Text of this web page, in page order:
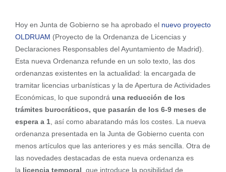
Hoy en Junta de Gobierno se ha aprobado el nuevo proyecto
OLDRUAM (Proyecto de la Ordenanza de Licencias y
Declaraciones Responsables del Ayuntamiento de Madrid).
Esta nueva Ordenanza refunde en un solo texto, las dos
ordenanzas existentes en la actualidad: la encargada de
tramitar licencias urbanísticas y la de Apertura de Actividades
Económicas, lo que supondrá una reducción de los
trámites burocráticos, que pasarán de los 6-9 meses de
espera a 1 , así como abaratando más los costes. La nueva
ordenanza presentada en la Junta de Gobierno cuenta con
menos artículos que las anteriores y es más sencilla. Otra de
las novedades destacadas de esta nueva ordenanza es
la licencia temporal , que introduce la posibilidad de